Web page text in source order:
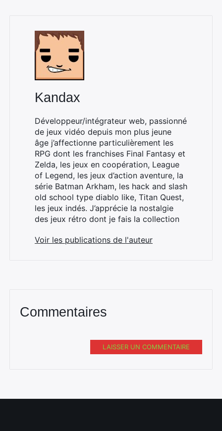
Kandax
Développeur/intégrateur web, passionné
de jeux vidéo depuis mon plus jeune
âge j’affectionne particulièrement les
RPG dont les franchises Final Fantasy et
Zelda, les jeux en coopération, League
of Legend, les jeux d’action aventure, la
série Batman Arkham, les hack and slash
old school type diablo like, Titan Quest,
les jeux indés. J’apprécie la nostalgie
des jeux rétro dont je fais la collection
Voir les publications de l'auteur
Commentaires
LAISSER UN COMMENTAIRE